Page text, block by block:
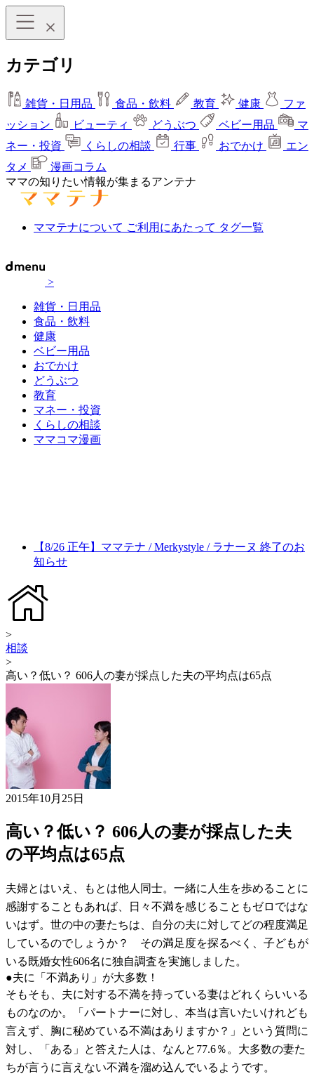
カテゴリ
雑貨・日用品 食品・飲料 教育 健康
ファ
ッション
ビューティ どうぶつ ベビー用品
マ
ネー・投資
くらしの相談 行事 おでかけ
エン
タメ
漫画コラム
ママの知りたい情報が集まるアンテナ
ママテナについて ご利用にあたって タグ一覧
>
雑貨・日用品
食品・飲料
健康
ベビー用品
おでかけ
どうぶつ
教育
マネー・投資
くらしの相談
ママコマ漫画
【8/26 正午】ママテナ / Merkystyle / ラナーヌ 終了のお
知らせ
>
相談
>
高い？低い？ 606人の妻が採点した夫の平均点は65点
2015年10月25日
高い？低い？ 606人の妻が採点した夫
の平均点は65点
夫婦とはいえ、もとは他人同士。一緒に人生を歩めることに
感謝することもあれば、日々不満を感じることもゼロではな
いはず。世の中の妻たちは、自分の夫に対してどの程度満足
しているのでしょうか？ その満足度を探るべく、子どもが
いる既婚女性606名に独自調査を実施しました。
●夫に「不満あり」が大多数！
そもそも、夫に対する不満を持っている妻はどれくらいいる
ものなのか。「パートナーに対し、本当は言いたいけれども
言えず、胸に秘めている不満はありますか？」という質問に
対し、「ある」と答えた人は、なんと77.6％。大多数の妻た
ちが言うに言えない不満を溜め込んでいるようです。